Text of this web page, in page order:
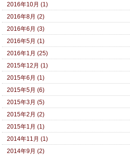
2016年10月 (1)
2016年8月 (2)
2016年6月 (3)
2016年5月 (1)
2016年1月 (25)
2015年12月 (1)
2015年6月 (1)
2015年5月 (6)
2015年3月 (5)
2015年2月 (2)
2015年1月 (1)
2014年11月 (1)
2014年9月 (2)